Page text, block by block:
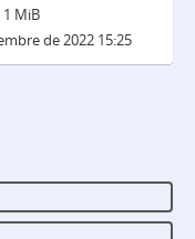
1 MiB
de 2022 15:25